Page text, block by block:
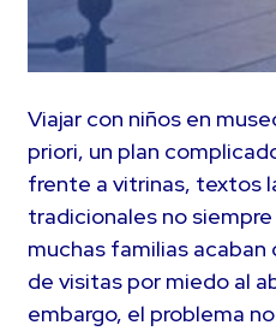
Viajar con niños en
priori, un plan
frente a vitrinas, textos
tradicionales no
muchas familias
de visitas por miedo al
embargo, el problema